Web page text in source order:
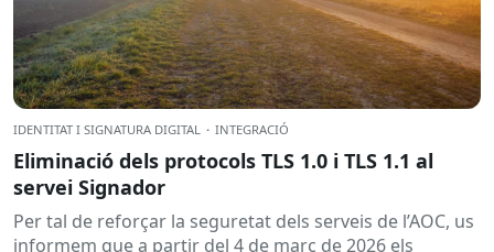
IDENTITAT I SIGNATURA DIGITAL · INTEGRACIÓ
Eliminació dels protocols TLS 1.0 i TLS 1.1 al
servei Signador
Per tal de reforçar la seguretat dels serveis de l’AOC, us
informem que a partir del 4 de març de 2026 els